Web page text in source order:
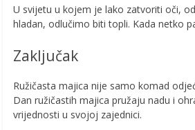
U svijetu u kojem je lako zatvoriti oči,
hladan, odlučimo biti topli. Kada netko
Zaključak
Ružičasta majica nije samo komad
Dan ružičastih majica pružaju nadu i
vrijednosti u svojoj zajednici.